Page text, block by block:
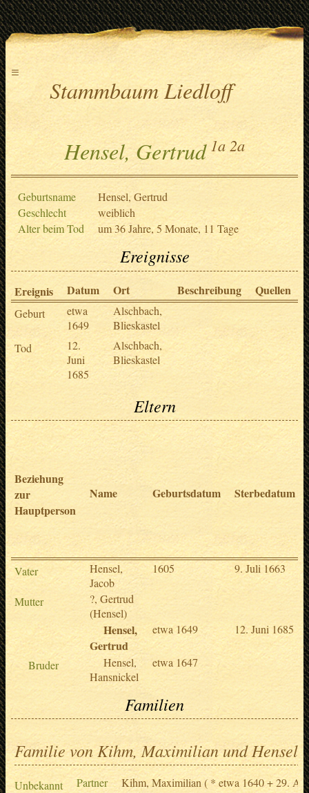
≡
Stammbaum Liedloff
Hensel, Gertrud 1a 2a
Geburtsname
Hensel, Gertrud
Geschlecht
weiblich
Alter beim Tod
um 36 Jahre, 5 Monate, 11 Tage
Ereignisse
Ereignis Datum Ort Beschreibung Quellen
Geburt
etwa
1649
Alschbach,
Blieskastel
Tod
12.
Juni
1685
Alschbach,
Blieskastel
Eltern
Beziehung
zur
Hauptperson
Name Geburtsdatum Sterbedatum
Vater
Hensel,
Jacob
1605 9. Juli 1663
Mutter
?, Gertrud
(Hensel)
Hensel,
Gertrud
etwa 1649 12. Juni 1685
Bruder
Hensel,
Hansnickel
etwa 1647
Familien
Familie von Kihm, Maximilian und Hensel,
Unbekannt Partner Kihm, Maximilian ( * etwa 1640 + 29.